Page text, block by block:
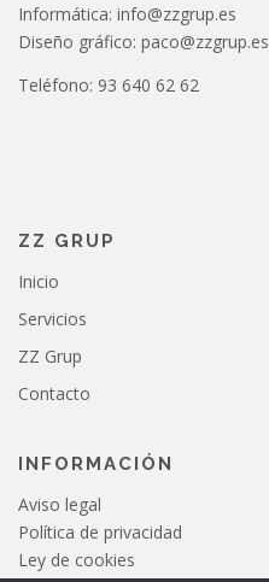
Informática: info@zzgrup.es
Diseño gráfico: paco@zzgrup.es
Teléfono: 93 640 62 62
ZZ GRUP
Inicio
Servicios
ZZ Grup
Contacto
INFORMACIÓN
Aviso legal
Política de privacidad
Ley de cookies